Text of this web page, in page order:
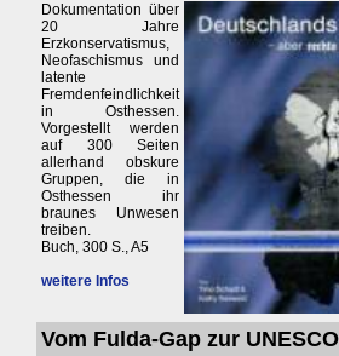
Dokumentation über
20 Jahre
Erzkonservatismus,
Neofaschismus und
latente
Fremdenfeindlichkeit
in Osthessen.
Vorgestellt werden
auf 300 Seiten
allerhand obskure
Gruppen, die in
Osthessen ihr
braunes Unwesen
treiben.
Buch, 300 S., A5
weitere Infos
Vom Fulda-Gap zur